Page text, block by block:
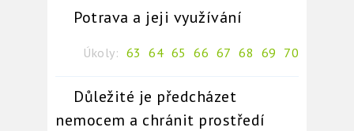
Potrava a jeji využívání
Úkoly: 63 64 65 66 67 68 69 70
Důležité je předcházet
nemocem a chránit prostředí